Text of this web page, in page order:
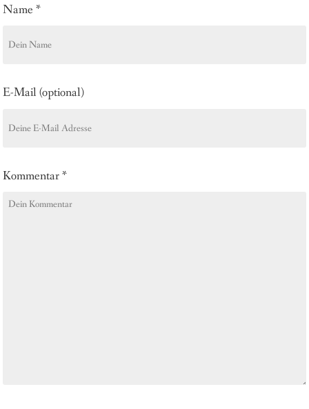
Name *
E-Mail (optional)
Kommentar*